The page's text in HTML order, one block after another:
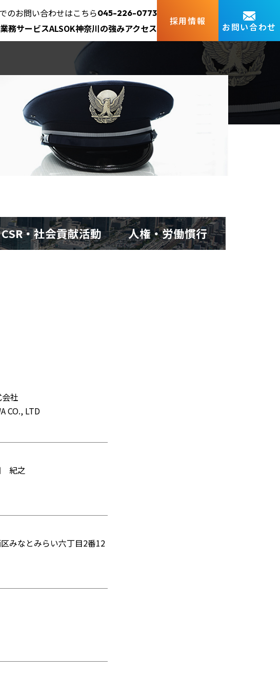
のお問い合わせはこちら045-226-0773
業務サービスALSOK神奈川の強みアクセス
採用情報 お問い合わせ
CSR・社会貢献活動 人権・労働慣行
社
CO., LTD
紀之
みなとみらい六丁目2番12